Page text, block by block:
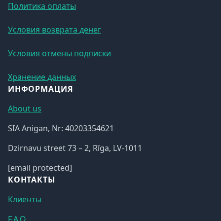
Политика оплаты
Условия возврата денег
Условия отмены подписки
Хранение данных
ИНФОРМАЦИЯ
About us
SIA Anigan, Nr: 40203354621
Dzirnavu street 73 – 2, Rīga, LV-1011
[email protected]
КОНТАКТЫ
Клиенты